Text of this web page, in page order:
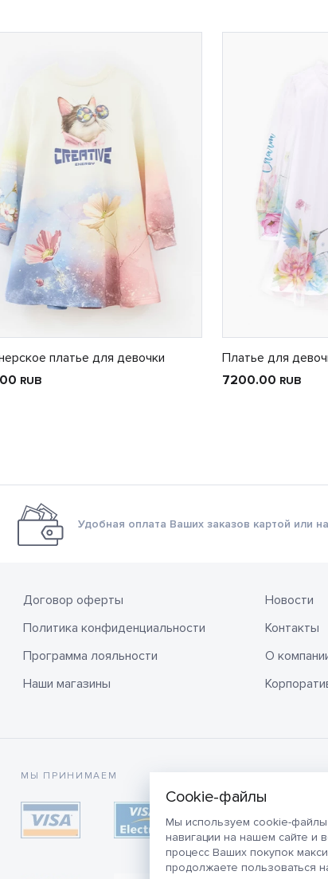
Мы используем cookie-
навигации на нашем сайте и
процесс Ваших покупок
продолжаете пользоваться
платье для девочки
RUB
Платье для
7200.00 RUB
Удобная оплата Ваших заказов картой или
Договор оферты
Политика конфиденциальности
Программа лояльности
Наши магазины
Новости
Контакты
О
МЫ ПРИНИМАЕМ